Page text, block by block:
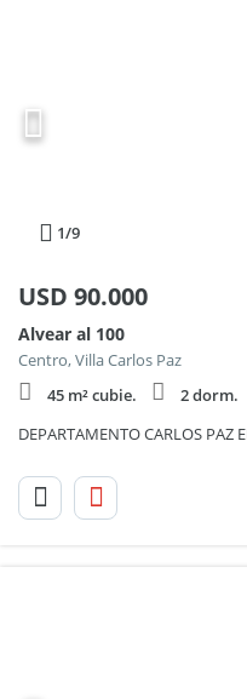
1/9
USD 90.000
Alvear al 100
Centro, Villa Carlos Paz
45 m² cubie.
2 dorm.
DEPARTAMENTO CARLOS PAZ